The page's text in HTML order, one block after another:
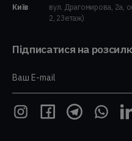
Київ
вул. Драгомирова, 2а,
2, 23етаж)
Підписатися на
Ваш E-mail